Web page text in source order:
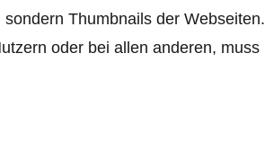
Thumbnails der Webseiten.
oder bei allen anderen, muss